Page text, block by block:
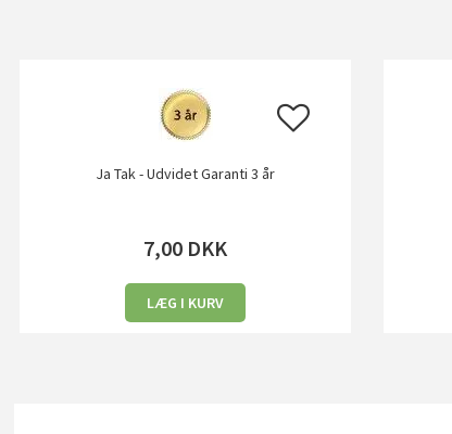
Ja Tak - Udvidet Garanti 3 år
7,00 DKK
LÆG I KURV